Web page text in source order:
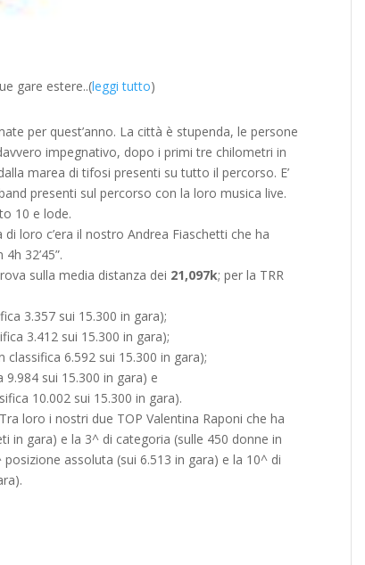
gare estere..(leggi tutto)
per quest’anno. La città è stupenda, le persone
impegnativo, dopo i primi tre chilometri in
marea di tifosi presenti su tutto il percorso. E’
presenti sul percorso con la loro musica live.
10 e lode.
loro c’era il nostro Andrea Fiaschetti che ha
32’45”.
sulla media distanza dei 21,097k; per la TRR
3.357 sui 15.300 in gara);
3.412 sui 15.300 in gara);
classifica 6.592 sui 15.300 in gara);
9.984 sui 15.300 in gara) e
10.002 sui 15.300 in gara).
loro i nostri due TOP Valentina Raponi che ha
in gara) e la 3^ di categoria (sulle 450 donne in
assoluta (sui 6.513 in gara) e la 10^ di